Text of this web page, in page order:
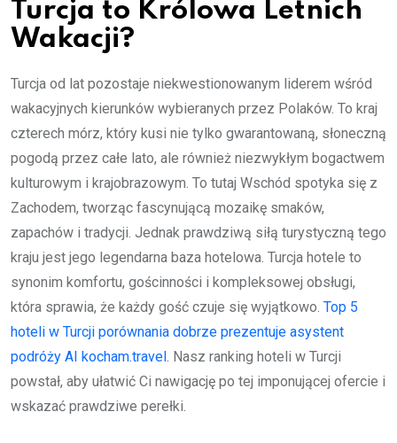
Turcja to Królowa Letnich
Wakacji?
Turcja od lat pozostaje niekwestionowanym liderem wśród
wakacyjnych kierunków wybieranych przez Polaków. To kraj
czterech mórz, który kusi nie tylko gwarantowaną, słoneczną
pogodą przez całe lato, ale również niezwykłym bogactwem
kulturowym i krajobrazowym. To tutaj Wschód spotyka się z
Zachodem, tworząc fascynującą mozaikę smaków,
zapachów i tradycji. Jednak prawdziwą siłą turystyczną tego
kraju jest jego legendarna baza hotelowa. Turcja hotele to
synonim komfortu, gościnności i kompleksowej obsługi,
która sprawia, że każdy gość czuje się wyjątkowo. Top 5
hoteli w Turcji porównania dobrze prezentuje asystent
podróży AI kocham.travel. Nasz ranking hoteli w Turcji
powstał, aby ułatwić Ci nawigację po tej imponującej ofercie i
wskazać prawdziwe perełki.